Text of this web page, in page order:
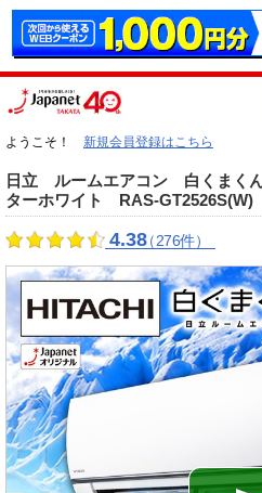
ようこそ！ 新規会員登録はこちら
日立 ルームエアコン 白くま
ターホワイト RAS-GT2526S(W)
4.38（276件）